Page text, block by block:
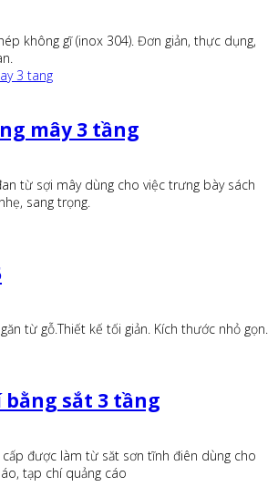
không gĩ (inox 304). Đơn giản, thực dụng,
mây 3 tầng
từ sợi mây dùng cho việc trưng bày sách
sang trọng.
từ gỗ.Thiết kế tối giản. Kích thước nhỏ gọn.
bằng sắt 3 tầng
được làm từ săt sơn tĩnh điên dùng cho
tạp chí quảng cáo